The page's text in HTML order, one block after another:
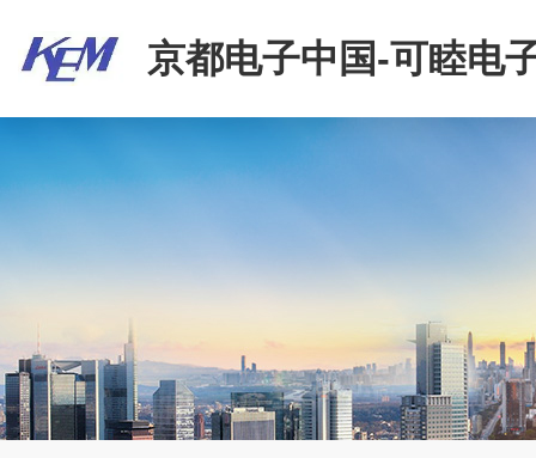
京都电子中国-可睦电
商贸有限公司